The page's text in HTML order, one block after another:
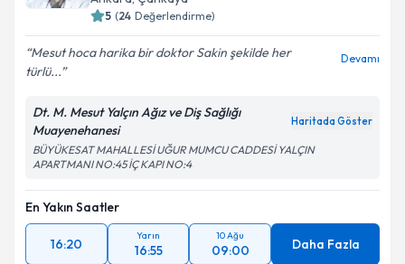
5 (24 Değerlendirme)
Mesut hoca harika bir doktor Sakin şekilde her
türlü...
Devamı
Dt. M. Mesut Yalçın Ağız ve Diş Sağlığı
Muayenehanesi
Haritada Göster
BÜYÜKESAT MAHALLESİ UĞUR MUMCU CADDESİ YALÇIN
APARTMANI NO:45 İÇ KAPI NO:4
En Yakın Saatler
16:20
Yarın
16:55
10 Ağu
09:00 Daha Fazla